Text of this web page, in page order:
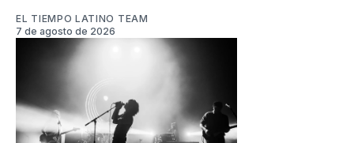
EL TIEMPO LATINO TEAM
7 de agosto de 2026